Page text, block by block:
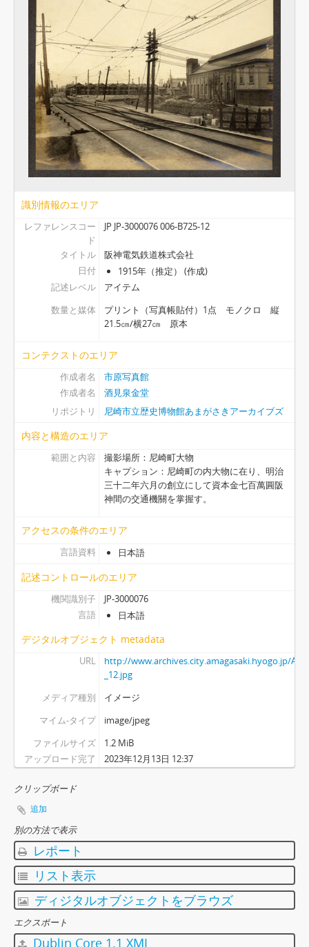
[アイテム] 24 - 日本木管株式会社, 1915年（推定）
[アイテム] 25 - 尼崎港 其ノ一, 1915年（推定）
[アイテム] 26 - 尼崎瓦斯株式会社, 1915年（推定）
[アイテム] 27 - 合資会社渡邊硝子製造所, 1915年（推定）
[アイテム] 28 - 尼崎港 其ノ二, 1915年（推定）
[アイテム] 29 - ユニヲン硝子株式会社, 1915年（推定）
[アイテム] 30 - 小森燐寸製造所, 1915年（推定）
[アイテム] 31 - 蓬川の松林, 1915年（推定）
[アイテム] 32 - 小島燐寸製造所第一工場 , 1915年（推定）
[アイテム] 33 - 小島燐寸製造所第二工場 , 1915年（推定）
[アイテム] 34 - 中埜酢店, 1915年（推定）
[アイテム] 36 - 貴布禰神社, 1915年（推定）
[アイテム] 37 - 桜井神社, 1915年（推定）
[アイテム] 38 - 本興寺, 1915年（推定）
[アイテム] 39 - 本興寺開山堂（特別保護建造物）, 1915年（推定）
[アイテム] 40 - 本興寺三光堂（特別保護建造物）, 1915年（推定）
[アイテム] 41 - 長遠寺, 1915年（推定）
識別情報のエリア
レファレンスコー
ド
JP JP-3000076 006-B725-12
タイトル
阪神電気鉄道株式会社
日付
1915年（推定） (作成)
記述レベル
アイテム
数量と媒体
プリント（写真帳貼付）1点 モノクロ 縦
21.5㎝/横27㎝ 原本
コンテクストのエリア
作成者名
市原写真館
作成者名
酒見泉金堂
リポジトリ
尼崎市立歴史博物館あまがさきアーカイブズ
内容と構造のエリア
範囲と内容
撮影場所：尼崎町大物
キャプション：尼崎町の内大物に在り、明治
三十二年六月の創立にして資本金七百萬圓阪
神間の交通機關を掌握す。
アクセスの条件のエリア
言語資料 日本語
記述コントロールのエリア
機関識別子
JP-3000076
言語
日本語
デジタルオブジェクト metadata
URL
http://www.archives.city.amagasaki.hyogo.jp/
_12.jpg
メディア種別
イメージ
マイム-タイプ
image/jpeg
ファイルサイズ
1.2 MiB
アップロード完了
2023年12月13日 12:37
クリップボード
追加
別の方法で表示
レポート
リスト表示
ディジタルオブジェクトをブラウズ
エクスポート
Dublin Core 1.1 XML